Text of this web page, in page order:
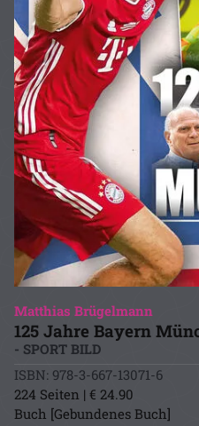
Matthias Brügelmann
125 Jahre Bayern
- SPORT BILD
ISBN: 978-3-667-13071-6
224 Seiten | € 24.90
Buch [Gebundenes Buch]